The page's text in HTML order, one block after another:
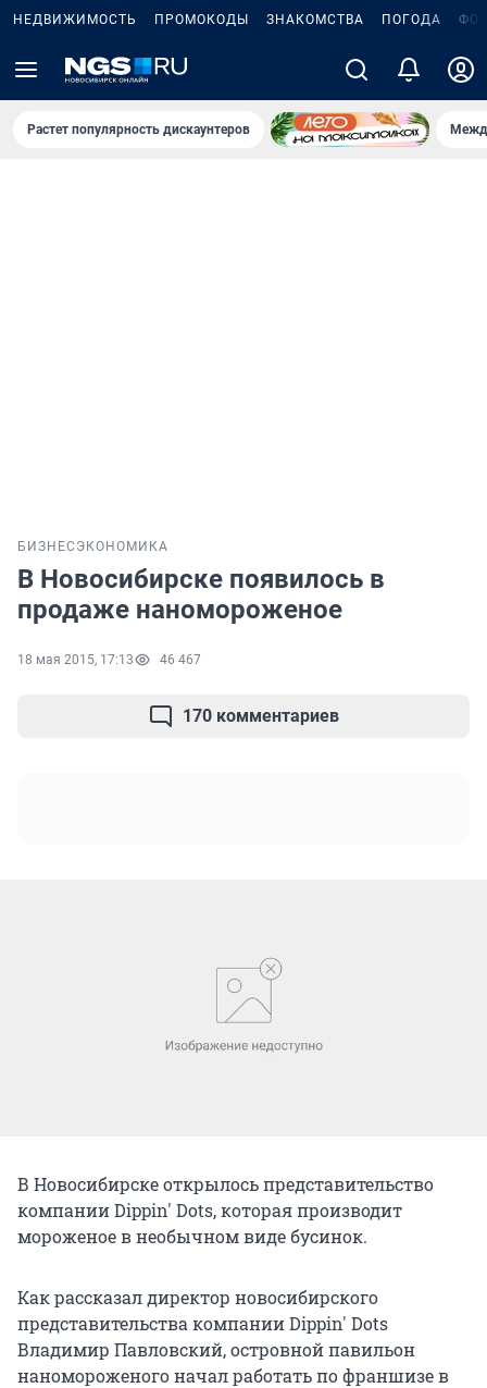
НЕДВИЖИМОСТЬ ПРОМОКОДЫ ЗНАКОМСТВА ПОГОДА
Растет популярность дискаунтеров
БИЗНЕС ЭКОНОМИКА
В Новосибирске появилось в
продаже наномороженое
18 мая 2015, 17:13 46 467
170 комментариев
В Новосибирске открылось представительство
компании Dippin' Dots, которая производит
мороженое в необычном виде бусинок.
Как рассказал директор новосибирского
представительства компании Dippin' Dots
Владимир Павловский, островной павильон
наномороженого начал работать по франшизе в